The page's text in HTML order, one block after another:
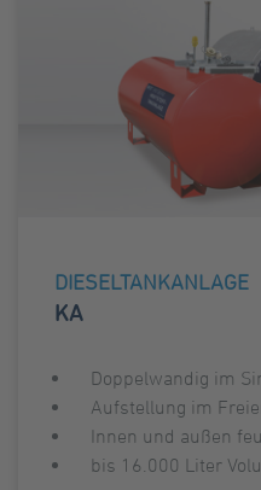
DIESELTANKANLAGE
KA
Doppelwandig im
Aufstellung im
Innen und außen
bis 16.000 Liter